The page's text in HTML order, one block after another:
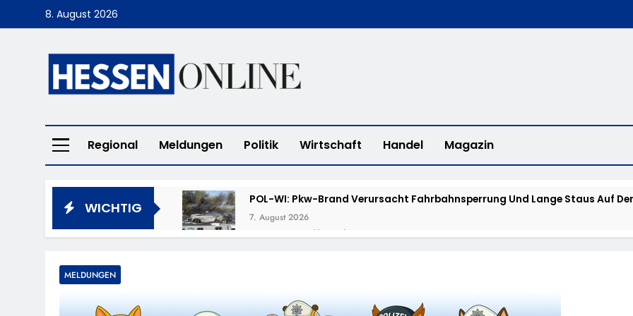
to
8. August 2026
Hessen Online
Regional Meldungen Politik Wirtschaft Handel Magazin
WICHTIG
POL-WI: Pkw-Brand Verursacht Fahrbahnsperrung Und Lange Staus Auf
7. August 2026
POL-LM: „Coffee With A Cop“ In Bad Camberg
POL-DA: Weiterstadt: „Fahrradddieben Keine Chance Geben“ –
POL-OF: Vermisstensuche: Polizei Bittet Um Hinweise Zum Aufenthalt Von
MELDUNGEN